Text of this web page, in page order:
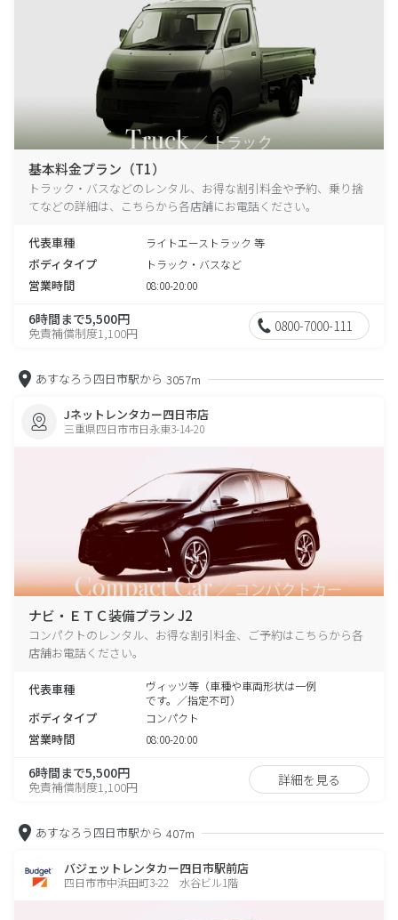
基本料金プラン（T1）
トラック・バスなどのレンタル、お得な割引料金や予約、乗り捨
てなどの詳細は、こちらから各店舗にお電話ください。
代表車種 ライトエーストラック 等
ボディタイプ トラック・バスなど
営業時間 08:00-20:00
6時間まで5,500円
免責補償制度1,100円 0800-7000-111
あすなろう四日市駅から 3057m
Jネットレンタカー四日市店
三重県四日市市日永東3-14-20
ナビ・ＥＴＣ装備プラン J2
コンパクトのレンタル、お得な割引料金、ご予約はこちらから各
店舗お電話ください。
代表車種
ヴィッツ等（車種や車両形状は一例
です。／指定不可）
ボディタイプ コンパクト
営業時間 08:00-20:00
6時間まで5,500円
免責補償制度1,100円 詳細を見る
あすなろう四日市駅から 407m
バジェットレンタカー四日市駅前店
四日市市中浜田町3-22 水谷ビル1階